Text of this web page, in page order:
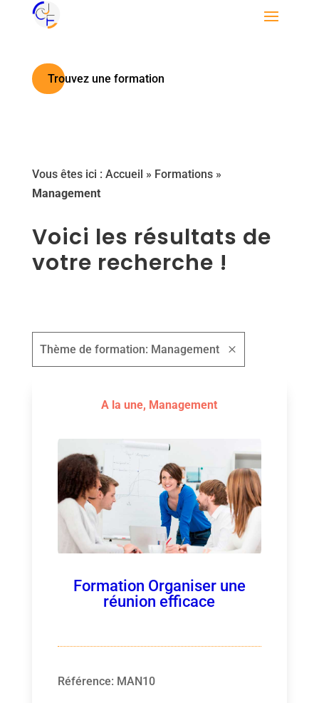
Trouvez une formation
Vous êtes ici : Accueil » Formations»
Management
Voici les résultats de
votre recherche !
Thème de formation: Management
A la une, Management
Formation Organiser une
réunion efficace
Référence: MAN10